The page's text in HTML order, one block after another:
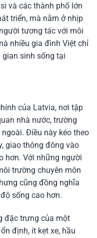
và các thành phố lớn
triển, mà nằm ở nhịp
tương tác với môi
nhiều gia đình Việt chỉ
sinh sống tại
của Latvia, nơi tập
nhà nước, trường
Điều này kéo theo
giao thông đông vào
hơn. Với những người
trường chuyên môn
cũng đồng nghĩa
sống cao hơn.
đặc trưng của một
định, ít kẹt xe, hầu